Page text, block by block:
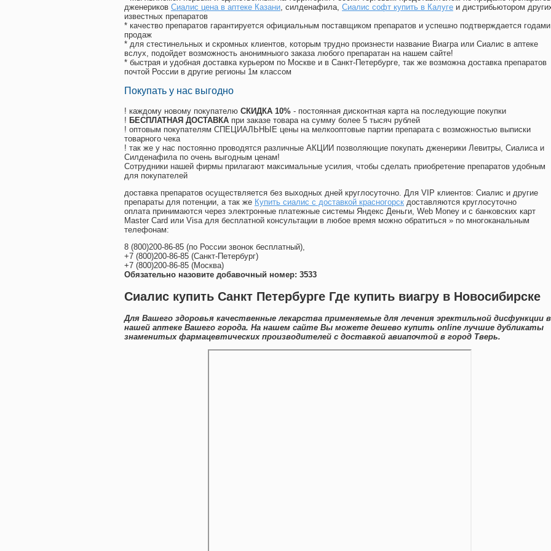
дженериков Сиалис цена в аптеке Казани, силденафила, Сиалис софт купить в Калуге и дистрибьютором
известных препаратов
* качество препаратов гарантируется официальным поставщиком препаратов и успешно подтверждается годами
продаж
* для стестинельных и скромных клиентов, которым трудно произнести название Виагра или Сиалис в аптеке
вслух, подойдет возможность анонимныого заказа любого препаратан на нашем сайте!
* быстрая и удобная доставка курьером по Москве и в Санкт-Петербурге, так же возможна доставка препаратов
почтой России в другие регионы 1м классом
Покупать у нас выгодно
! каждому новому покупателю СКИДКА 10% - постоянная дисконтная карта на последующие покупки
! БЕСПЛАТНАЯ ДОСТАВКА при заказе товара на сумму более 5 тысяч рублей
! оптовым покупателям СПЕЦИАЛЬНЫЕ цены на мелкооптовые партии препарата с возможностью выписки
товарного чека
! так же у нас постоянно проводятся различные АКЦИИ позволяющие покупать дженерики Левитры, Сиалиса и
Силденафила по очень выгодным ценам!
Cотрудники нашей фирмы прилагают максимальные усилия, чтобы сделать приобретение препаратов удобным
для покупателей
доставка препаратов осуществляется без выходных дней круглосуточно. Для VIP клиентов: Сиалис и другие
препараты для потенции, а так же Купить сиалис с доставкой красногорск доставляются круглосуточно
оплата принимаются через электронные платежные системы Яндекс Деньги, Web Money и с банковских карт
Master Card или Visa для бесплатной консультации в любое время можно обратиться » по многоканальным
телефонам:
8 (800)200-86-85 (по России звонок бесплатный),
+7 (800)200-86-85 (Санкт-Петербург)
+7 (800)200-86-85 (Москва)
Обязательно назовите добавочный номер: 3533
Сиалис купить Санкт Петербурге Где купить виагру в Новосибирске
Для Вашего здоровья качественные лекарства применяемые для лечения эректильной дисфункции в
нашей аптеке Вашего города. На нашем сайте Вы можете дешево купить online лучшие дубликаты
знаменитых фармацевтических производителей с доставкой авиапочтой в город Тверь.